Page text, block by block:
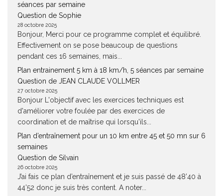
séances par semaine
Question de Sophie
28 octobre 2025
Bonjour, Merci pour ce programme complet et équilibré.
Effectivement on se pose beaucoup de questions
pendant ces 16 semaines, mais...
Plan entrainement 5 km à 18 km/h, 5 séances par semaine
Question de JEAN CLAUDE VOLLMER
27 octobre 2025
Bonjour L'objectif avec les exercices techniques est
d'améliorer votre foulée par des exercices de
coordination et de maîtrise qui lorsqu'ils...
Plan d’entraînement pour un 10 km entre 45 et 50 mn sur 6
semaines
Question de Silvain
26 octobre 2025
J’ai fais ce plan d’entraînement et je suis passé de 48’40 à
44’52 donc je suis très content. A noter...